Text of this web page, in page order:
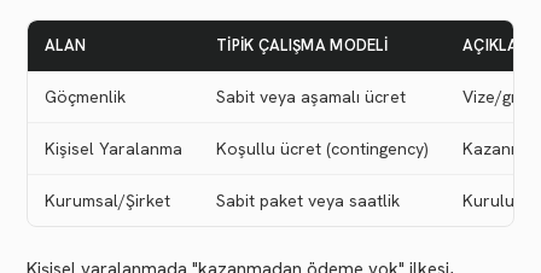
ALAN TIPIK ÇALIŞMA MODELI
Göçmenlik Sabit veya aşamalı ücret Vize/
Kişisel Yaralanma Koşullu ücret (contingency)
Kurumsal/Şirket Sabit paket veya saatlik Kuruluş